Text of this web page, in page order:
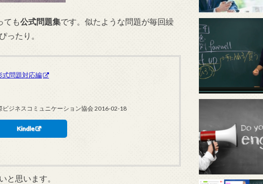
ても公式問題集です。似たような問題が毎回繰
ったり。
式問題対応編
ビジネスコミュニケーション協会 2016-02-18
Kindle
と思います。